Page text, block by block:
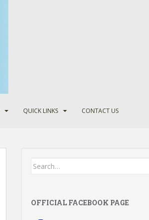
QUICK LINKS CONTACT US
Search
OFFICIAL FACEBOOK PAGE